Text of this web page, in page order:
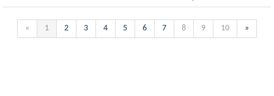
« 1 2 3 4 5 6 7 8 9 10 »